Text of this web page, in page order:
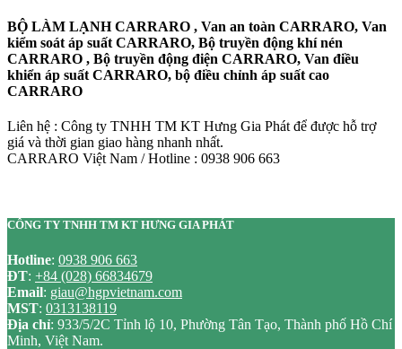
BỘ LÀM LẠNH CARRARO , Van an toàn CARRARO, Van
kiểm soát áp suất CARRARO, Bộ truyền động khí nén
CARRARO , Bộ truyền động điện CARRARO, Van điều
khiển áp suất CARRARO, bộ điều chỉnh áp suất cao
CARRARO
Liên hệ : Công ty TNHH TM KT Hưng Gia Phát để được hỗ trợ
giá và thời gian giao hàng nhanh nhất.
CARRARO Việt Nam / Hotline : 0938 906 663
CÔNG TY TNHH TM KT HƯNG GIA PHÁT
Hotline: 0938 906 663
ĐT: +84 (028) 66834679
Email: giau@hgpvietnam.com
MST: 0313138119
Địa chỉ: 933/5/2C Tỉnh lộ 10, Phường Tân Tạo, Thành phố Hồ Chí
Minh, Việt Nam.